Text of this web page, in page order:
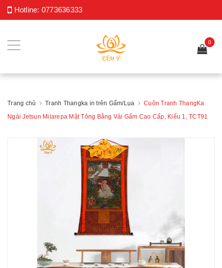
Hotline: 0773636333
0
Trang chủ Tranh Thangka in trên Gấm/Lụa Cuộn Tranh ThangKa
Ngài Jetsun Milarepa Mật Tông Bằng Vải Gấm Cao Cấp, Kiểu 1, TCT91